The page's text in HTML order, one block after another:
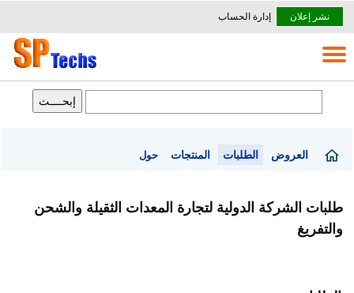
نشر إعلان إدارة الحساب
العروض الطلبات المنتجات حول
طلبات الشركة الدولية لتجارة المعدات الثقيلة والشحن
والتفريغ